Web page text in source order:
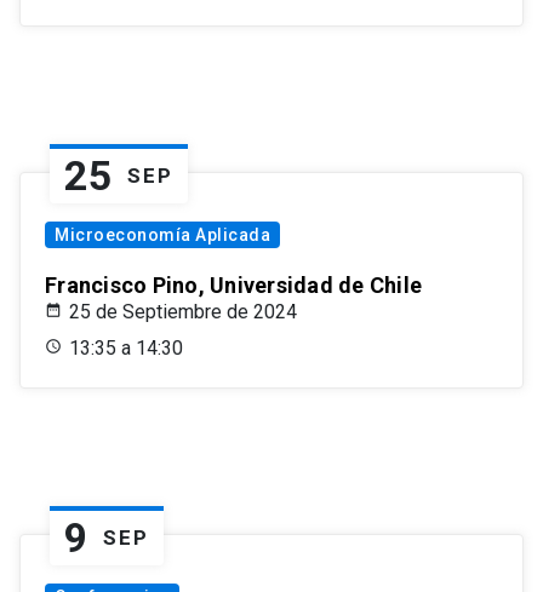
25 SEP
Microeconomía Aplicada
Francisco Pino, Universidad de Chile
25 de Septiembre de 2024
13:35 a 14:30
9 SEP